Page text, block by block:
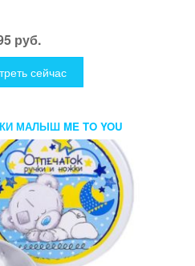
руб.
сейчас
МАЛЫШ ME TO YOU